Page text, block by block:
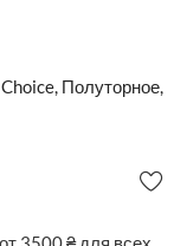
, Полуторное,